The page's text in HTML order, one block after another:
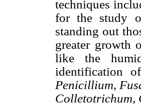
techniques
for the study
standing out
greater growth
like the
identification
Penicillium,
Colletotrichum,